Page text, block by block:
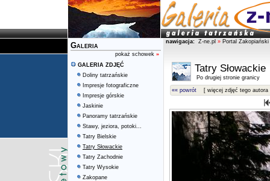
Galeria
pokaż schowek »
GALERIA ZDJĘĆ
Doliny tatrzańskie
Impresje fotograficzne
Impresje górskie
Jaskinie
Panoramy tatrzańskie
Stawy, jeziora, potoki...
Tatry Bielskie
Tatry Słowackie
Tatry Zachodnie
Tatry Wysokie
Zakopane
nawigacja: Z-ne.pl » Portal Zakopiański
Tatry Słowackie
Po drugiej stronie granicy
«« powrót [ więcej zdjęć tego autora